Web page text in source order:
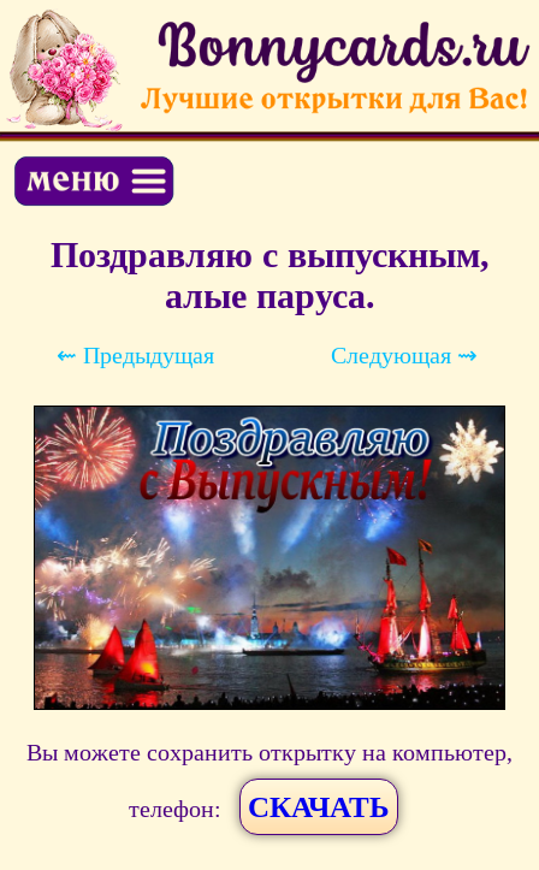
Поздравляю с выпускным,
алые паруса.
⇜ Предыдущая Следующая ⇝
Вы можете сохранить открытку на компьютер,
телефон: СКАЧАТЬ